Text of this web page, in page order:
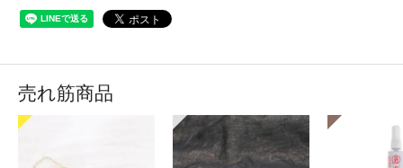
売れ筋商品